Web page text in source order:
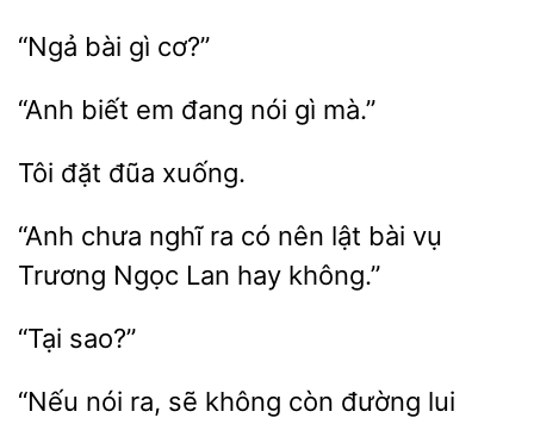
bài
biết em đang nói
Tôi
“Anh chưa nghĩ ra có nên
bài vụ
Trương
hay không.”
nói
sẽ không còn đường